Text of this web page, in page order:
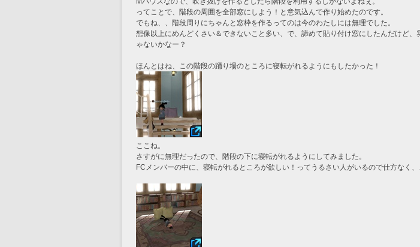
ってことで、階段の周囲を全部窓にしよう！と意気込んで作り始めたのです。
でもね、、階段周りにちゃんと窓枠を作るってのは今のわたしには無理でした。
想像以上にめんどくさい＆できないこと多い、で、諦めて貼り付け窓にしたんだけど、
ゃないかなー？
ほんとはね、この階段の踊り場のところに寝転がれるようにもしたかった！
ここね。
さすがに無理だったので、階段の下に寝転がれるようにしてみました。
FCメンバーの中に、寝転がれるところが欲しい！ってうるさい人がいるので仕方なく、